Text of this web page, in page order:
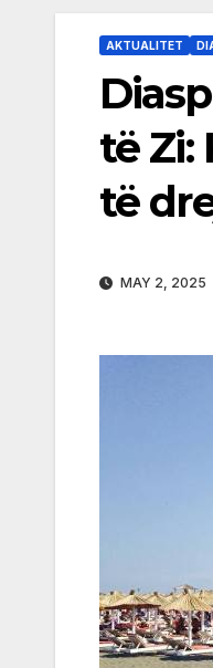
AKTUALITET
të Zi:
të
MAY 2, 2025